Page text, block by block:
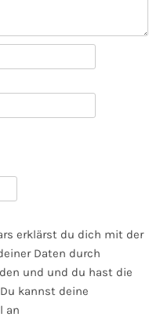
erklärst du dich mit der
Daten durch
und und du hast die
kannst deine
an